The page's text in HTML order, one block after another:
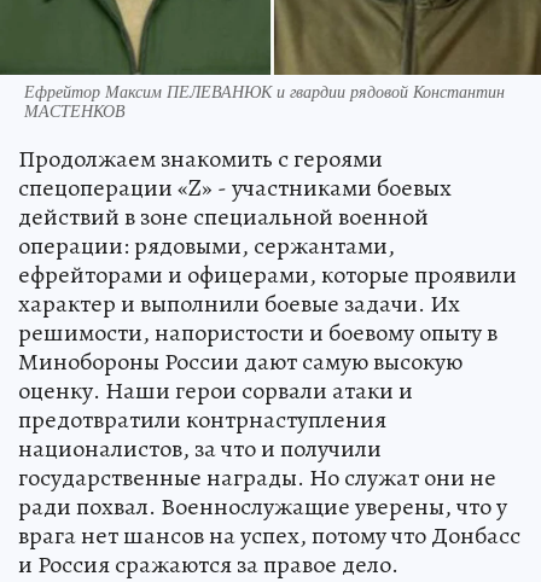
Ефрейтор Максим ПЕЛЕВАНЮК и гвардии рядовой Константин
МАСТЕНКОВ
Продолжаем знакомить с героями
спецоперации «Z» - участниками боевых
действий в зоне специальной военной
операции: рядовыми, сержантами,
ефрейторами и офицерами, которые проявили
характер и выполнили боевые задачи. Их
решимости, напористости и боевому опыту в
Минобороны России дают самую высокую
оценку. Наши герои сорвали атаки и
предотвратили контрнаступления
националистов, за что и получили
государственные награды. Но служат они не
ради похвал. Военнослужащие уверены, что у
врага нет шансов на успех, потому что Донбасс
и Россия сражаются за правое дело.